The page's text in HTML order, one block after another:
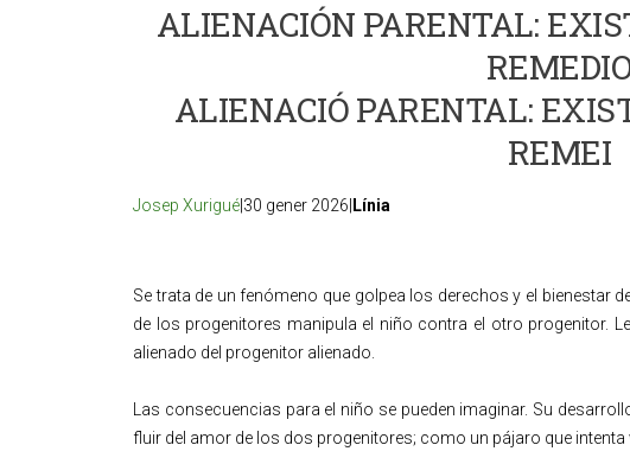
ALIENACIÓN PARENTAL:
ALIENACIÓ PARENTAL:
REMEI
Josep Xurigué |30 gener 2026| Línia
Se trata de un fenómeno que golpea los derechos y el bienestar
de los progenitores manipula el niño contra el otro progenitor.
alienado del progenitor alienado.
Las consecuencias para el niño se pueden imaginar. Su
fluir del amor de los dos progenitores; como un pájaro que intenta